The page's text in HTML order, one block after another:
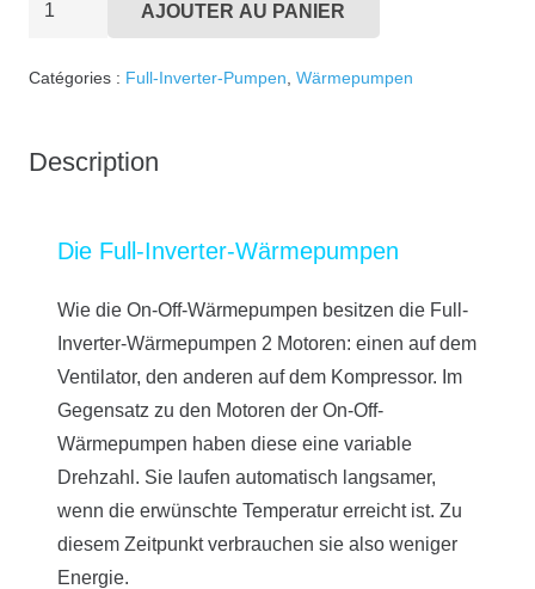
INV14
AJOUTER AU PANIER
Catégories : Full-Inverter-Pumpen Wärmepumpen
Description
Die Full-Inverter-Wärmepumpen
Wie die On-Off-Wärmepumpen besitzen die Full-
Inverter-Wärmepumpen 2 Motoren: einen auf dem
Ventilator, den anderen auf dem Kompressor. Im
Gegensatz zu den Motoren der On-Off-
Wärmepumpen haben diese eine variable
Drehzahl. Sie laufen automatisch langsamer,
wenn die erwünschte Temperatur erreicht ist. Zu
diesem Zeitpunkt verbrauchen sie also weniger
Energie.